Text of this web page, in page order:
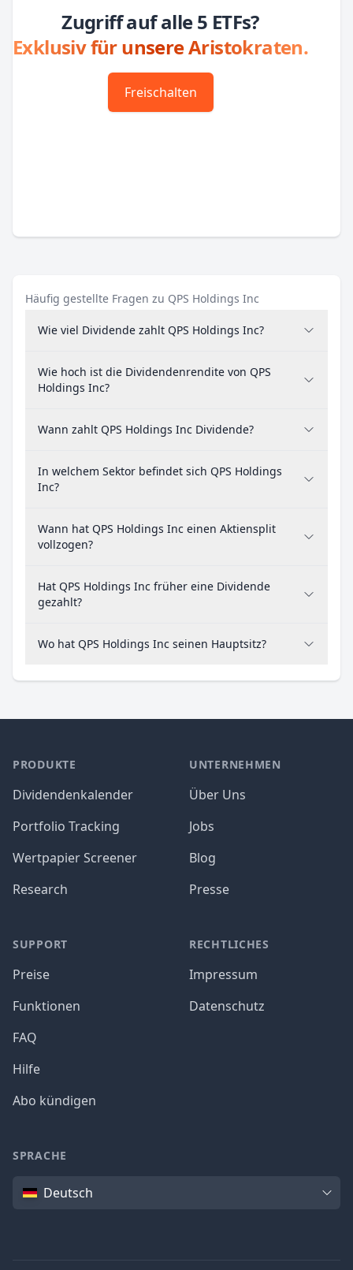
Zugriff auf alle 5 ETFs?
Exklusiv für unsere Aristokraten.
Freischalten
Häufig gestellte Fragen zu QPS Holdings Inc
Wie viel Dividende zahlt QPS Holdings Inc?
Wie hoch ist die Dividendenrendite von QPS
Holdings Inc?
Wann zahlt QPS Holdings Inc Dividende?
In welchem Sektor befindet sich QPS Holdings
Inc?
Wann hat QPS Holdings Inc einen Aktiensplit
vollzogen?
Hat QPS Holdings Inc früher eine Dividende
gezahlt?
Wo hat QPS Holdings Inc seinen Hauptsitz?
PRODUKTE
Dividendenkalender
Portfolio Tracking
Wertpapier Screener
Research
SUPPORT
Preise
Funktionen
FAQ
Hilfe
Abo kündigen
UNTERNEHMEN
Über Uns
Jobs
Blog
Presse
RECHTLICHES
Impressum
Datenschutz
SPRACHE
SpracheDeutsch